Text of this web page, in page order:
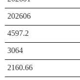
202606
4597.2
3064
2160.66